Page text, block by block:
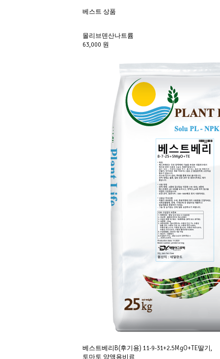
베스트 상품
몰리브덴산나트륨
63,000 원
베스트베리B(후기용) 11-9-31+2.5MgO+TE딸기,
토마토 양액용비료